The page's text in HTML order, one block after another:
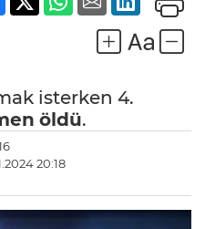
isterken 4.
öldü.
20:18